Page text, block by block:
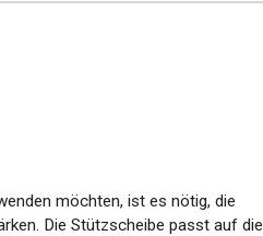
möchten, ist es nötig, die
Die Stützscheibe passt auf die